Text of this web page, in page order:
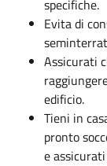
specifiche.
Evita di
Assicurati
edificio.
Tieni in
pronto
e